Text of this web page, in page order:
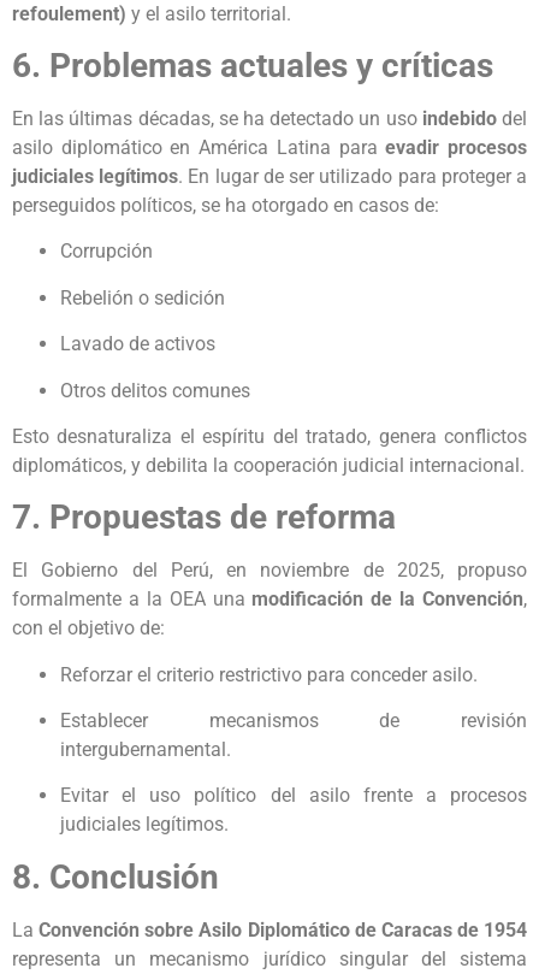
refoulement) y el asilo territorial.
6. Problemas actuales y críticas
En las últimas décadas, se ha detectado un uso indebidodel
asilo diplomático en América Latina paraevadir procesos
judiciales legítimos. En lugar de ser utilizado para proteger a
perseguidos políticos, se ha otorgado en casos de:
Corrupción
Rebelión o sedición
Lavado de activos
Otros delitos comunes
Esto desnaturaliza el espíritu del tratado, genera conflictos
diplomáticos, y debilita la cooperación judicial internacional.
7. Propuestas de reforma
El Gobierno del Perú, en noviembre de 2025, propuso
formalmente a la OEA una modificación de la Convención,
con el objetivo de:
Reforzar el criterio restrictivo para conceder asilo.
Establecer mecanismos de revisión
intergubernamental.
Evitar el uso político del asilo frente a procesos
judiciales legítimos.
8. Conclusión
LaConvención sobre Asilo Diplomático de Caracas de 1954
representa un mecanismo jurídico singular del sistema